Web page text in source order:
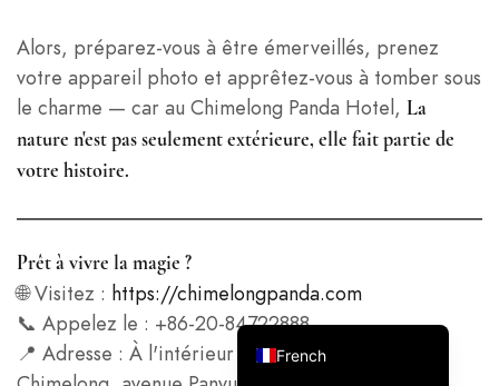
Alors, préparez-vous à être émerveillés, prenez
votre appareil photo et apprêtez-vous à tomber sous
le charme — car au Chimelong Panda Hotel, La
nature n'est pas seulement extérieure, elle fait partie de
votre histoire.
Prêt à vivre la magie ?
🌐 Visitez : https://chimelongpanda.com
📞 Appelez le : +86-20-84722888
📍 Adresse : À l'intérieur du complexe touristique
French
English
Chinese (China)
Japanese
Spanish